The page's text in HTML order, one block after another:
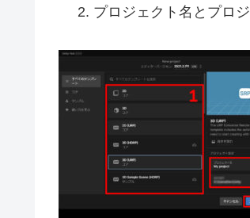
プロジェクト名とプロ